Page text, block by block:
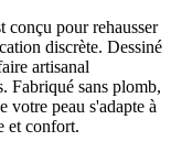
conçu pour rehausser
discrète. Dessiné
artisanal
Fabriqué sans plomb,
votre peau s'adapte à
et confort.